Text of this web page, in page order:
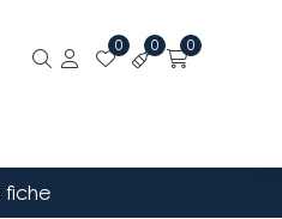
0 0 0
fiche